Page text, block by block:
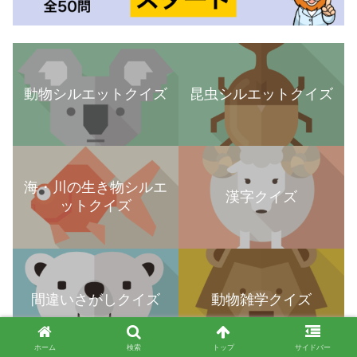
動物シルエットクイズ 昆虫シルエットクイズ
海・川の生き物シルエ
ットクイズ
漢字クイズ
間違いさがしクイズ 動物雑学クイズ
ホーム 検索 トップ サイドバー